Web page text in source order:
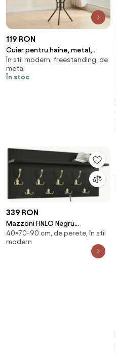
119 RON
Cuier pentru haine, metal,
Negru
În stil modern, freestanding, de
metal
În stoc
339 RON
Mazzoni FINLO Negru
Mat/mânere Luciu Auriu - CUIER
DE PERETE MODERN CU RAFT
40×70-90 cm, de perete, în stil
modern